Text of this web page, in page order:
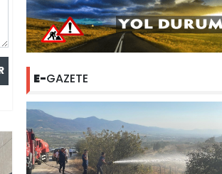
E-GAZETE